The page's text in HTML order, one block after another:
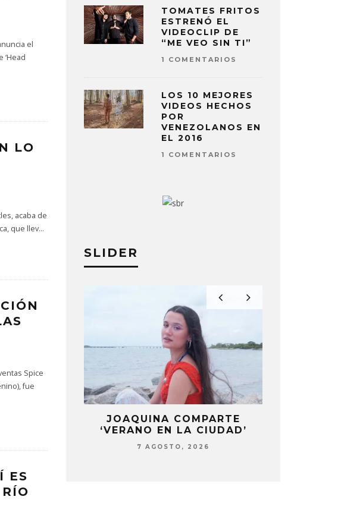
el
LO
acaba de
que llev...
Spice
fue
ES
TOMATES FRITOS
ESTRENÓ EL
VIDEOCLIP DE
“ME VEO SIN TI”
1 COMENTARIOS
LOS 10 MEJORES
VIDEOS HECHOS
POR
VENEZOLANOS EN
EL 2016
1 COMENTARIOS
SLIDER
TIEMPO
JOAQUINA COMPARTE
‘VERANO EN LA CIUDAD’
7 AGOSTO, 2026